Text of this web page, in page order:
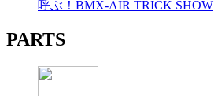
呼ぶ！BMX-AIR TRICK SHOW
PARTS